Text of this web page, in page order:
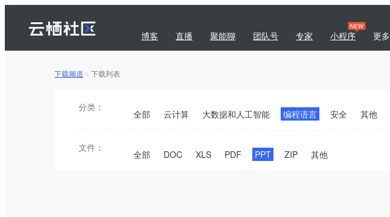
博客 直播 聚能聊 团队号 专家 小程序
NEW
更多
下载频道 > 下载列表
分类：
全部 云计算 大数据和人工智能 编程语言 安全 其他
文件：
全部 DOC XLS PDF PPT ZIP 其他